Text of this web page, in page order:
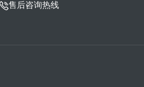
售后咨询热线